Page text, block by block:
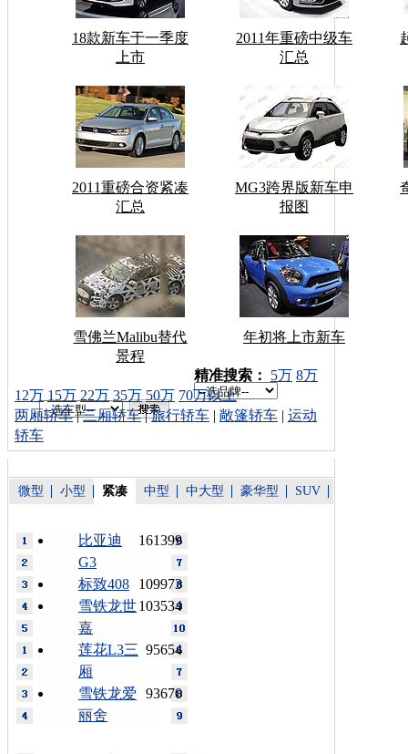
18款新车于一季度
上市
2011年重磅中级车
汇总
2011重磅合资紧凑
汇总
MG3跨界版新车申
报图
雪佛兰Malibu替代
景程
年初将上市新车
车型搜索：
精准搜索： 5万 8万
12万 15万 22万 35万 50万 70万以上
两厢轿车|三厢轿车|旅行轿车 | 敞篷轿车 | 运动
轿车
微型 小型 紧凑 中型 中大型 豪华型 SUV
161399
比亚迪
G3
109973
标致408
103534
雪铁龙世
嘉
95654
莲花L3三
厢
93670
雪铁龙爱
丽舍